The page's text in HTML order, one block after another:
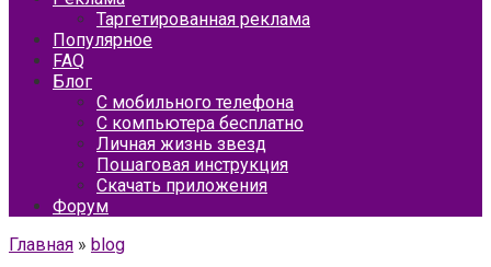
Таргетированная реклама
Популярное
FAQ
Блог
С мобильного телефона
С компьютера бесплатно
Личная жизнь звезд
Пошаговая инструкция
Скачать приложения
Форум
Главная » blog